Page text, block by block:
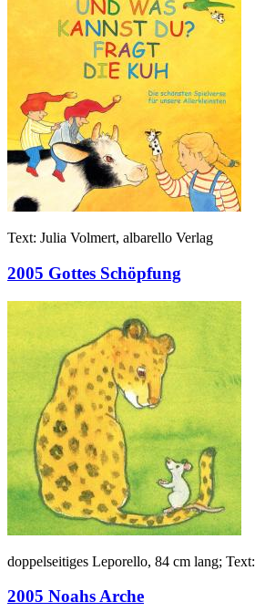
Text: Julia Volmert, albarello Verlag
2005 Gottes Schöpfung
doppelseitiges Leporello, 84 cm lang; Text:
2005 Noahs Arche